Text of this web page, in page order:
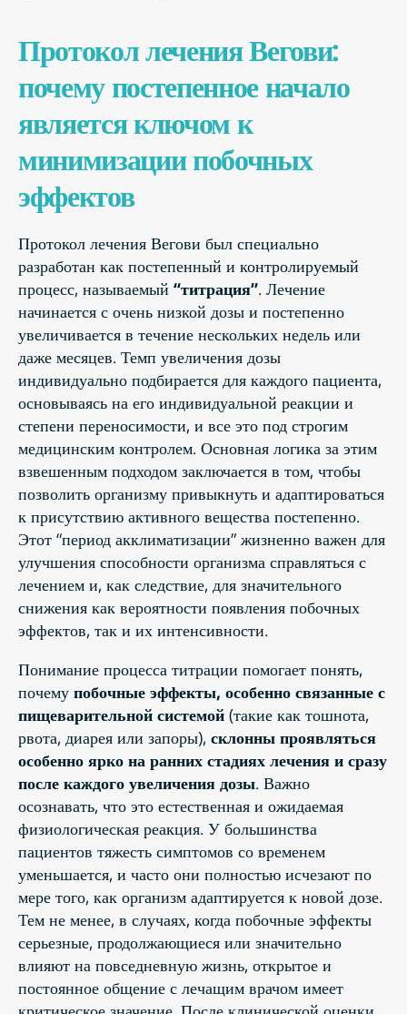
Протокол лечения Вегови:
почему постепенное начало
является ключом к
минимизации побочных
эффектов
Протокол лечения Вегови был специально
разработан как постепенный и контролируемый
процесс, называемый “титрация”. Лечение
начинается с очень низкой дозы и постепенно
увеличивается в течение нескольких недель или
даже месяцев. Темп увеличения дозы
индивидуально подбирается для каждого пациента,
основываясь на его индивидуальной реакции и
степени переносимости, и все это под строгим
медицинским контролем. Основная логика за этим
взвешенным подходом заключается в том, чтобы
позволить организму привыкнуть и адаптироваться
к присутствию активного вещества постепенно.
Этот “период акклиматизации” жизненно важен для
улучшения способности организма справляться с
лечением и, как следствие, для значительного
снижения как вероятности появления побочных
эффектов, так и их интенсивности.
Понимание процесса титрации помогает понять,
почему побочные эффекты, особенно связанные с
пищеварительной системой (такие как тошнота,
рвота, диарея или запоры), склонны проявляться
особенно ярко на ранних стадиях лечения и сразу
после каждого увеличения дозы. Важно
осознавать, что это естественная и ожидаемая
физиологическая реакция. У большинства
пациентов тяжесть симптомов со временем
уменьшается, и часто они полностью исчезают по
мере того, как организм адаптируется к новой дозе.
Тем не менее, в случаях, когда побочные эффекты
серьезные, продолжающиеся или значительно
влияют на повседневную жизнь, открытое и
постоянное общение с лечащим врачом имеет